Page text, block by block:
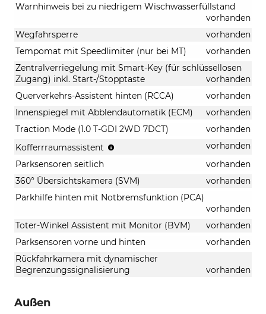
Warnhinweis bei zu niedrigem Wischwasserfüllstand
vorhanden
Wegfahrsperre
vorhanden
Tempomat mit Speedlimiter (nur bei MT)
vorhanden
Zentralverriegelung mit Smart-Key (für schlüssellosen
Zugang) inkl. Start-/Stopptaste
vorhanden
Querverkehrs-Assistent hinten (RCCA)
vorhanden
Innenspiegel mit Abblendautomatik (ECM)
vorhanden
Traction Mode (1.0 T-GDI 2WD 7DCT)
vorhanden
Kofferrraumassistent
Schließen
Heckklappe
vorhanden
Parksensoren seitlich
vorhanden
360° Übersichtskamera (SVM)
vorhanden
Parkhilfe hinten mit Notbremsfunktion (PCA)
vorhanden
Toter-Winkel Assistent mit Monitor (BVM)
vorhanden
Parksensoren vorne und hinten
vorhanden
Rückfahrkamera mit dynamischer
Begrenzungssignalisierung
vorhanden
Außen